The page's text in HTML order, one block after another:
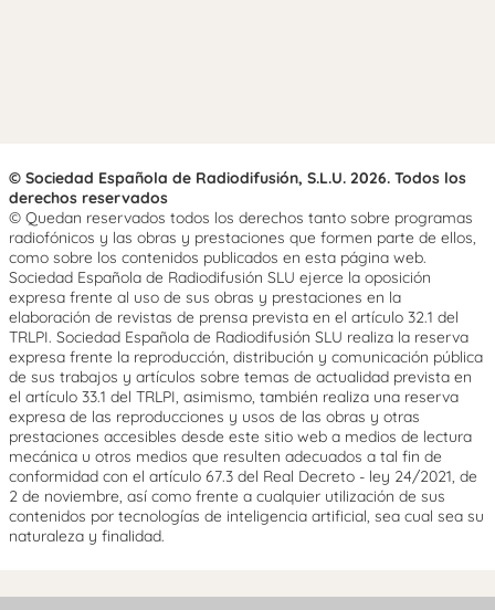
© Sociedad Española de Radiodifusión, S.L.U. 2026. Todos los
derechos reservados
© Quedan reservados todos los derechos tanto sobre programas
radiofónicos y las obras y prestaciones que formen parte de ellos,
como sobre los contenidos publicados en esta página web.
Sociedad Española de Radiodifusión SLU ejerce la oposición
expresa frente al uso de sus obras y prestaciones en la
elaboración de revistas de prensa prevista en el artículo 32.1 del
TRLPI. Sociedad Española de Radiodifusión SLU realiza la reserva
expresa frente la reproducción, distribución y comunicación pública
de sus trabajos y artículos sobre temas de actualidad prevista en
el artículo 33.1 del TRLPI, asimismo, también realiza una reserva
expresa de las reproducciones y usos de las obras y otras
prestaciones accesibles desde este sitio web a medios de lectura
mecánica u otros medios que resulten adecuados a tal fin de
conformidad con el artículo 67.3 del Real Decreto - ley 24/2021, de
2 de noviembre, así como frente a cualquier utilización de sus
contenidos por tecnologías de inteligencia artificial, sea cual sea su
naturaleza y finalidad.